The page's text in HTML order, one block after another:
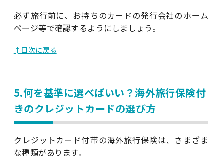
必ず旅行前に、お持ちのカードの発行会社のホーム
ページ等で確認するようにしましょう。
↑目次に戻る
5.何を基準に選べばいい？海外旅行保険付
きのクレジットカードの選び方
クレジットカード付帯の海外旅行保険は、さまざま
な種類があります。